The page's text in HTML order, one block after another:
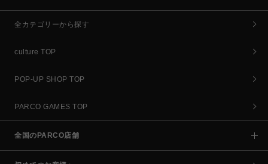
全カテゴリーから探す
culture TOP
POP-UP SHOP TOP
PARCO GAMES TOP
全国のPARCO店舗